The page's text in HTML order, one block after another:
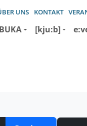
UNS KONTAKT
[kju:b]